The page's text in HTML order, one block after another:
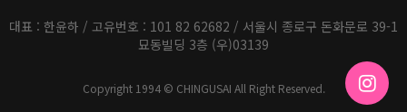
대표 : 한윤하 / 고유번호 : 101 82 62682 / 서울시 종로구 돈화문로 39-1
묘동빌딩 3층 (우)03139
Copyright 1994 © CHINGUSAI All Right Reserved.